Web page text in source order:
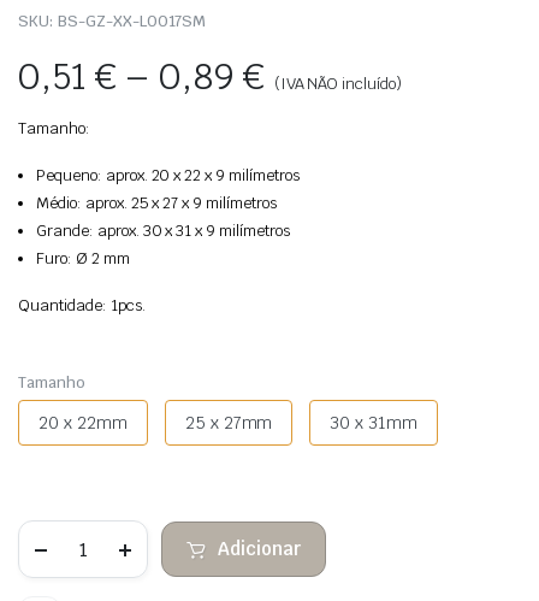
SKU: BS-GZ-XX-L0017SM
0,51€ – 0,89€ (IVA NÃO incluído)
Tamanho:
Pequeno: aprox. 20 x 22 x 9 milímetros
Médio: aprox. 25 x 27 x 9 milímetros
Grande: aprox. 30 x 31 x 9 milímetros
Furo: Ø 2 mm
Quantidade: 1pcs.
Tamanho
20 x 22mm 25 x 27mm 30 x 31mm
Quantidade
Aventurina
Adicionar